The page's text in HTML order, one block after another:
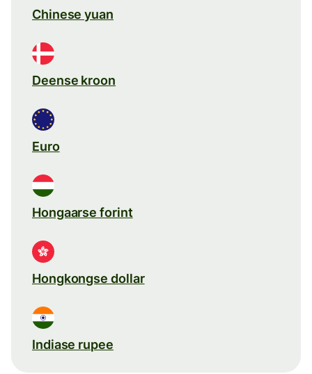
Chinese yuan
Deense kroon
Euro
Hongaarse forint
Hongkongse dollar
Indiase rupee